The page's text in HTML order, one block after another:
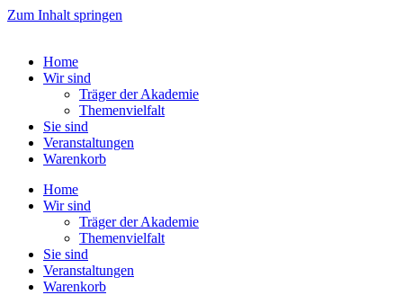
Zum Inhalt springen
Home
Wir sind
Träger der Akademie
Themenvielfalt
Sie sind
Veranstaltungen
Warenkorb
Home
Wir sind
Träger der Akademie
Themenvielfalt
Sie sind
Veranstaltungen
Warenkorb